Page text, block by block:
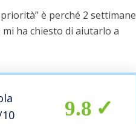
è perché 2 settimane
ha chiesto di aiutarlo a
9.8